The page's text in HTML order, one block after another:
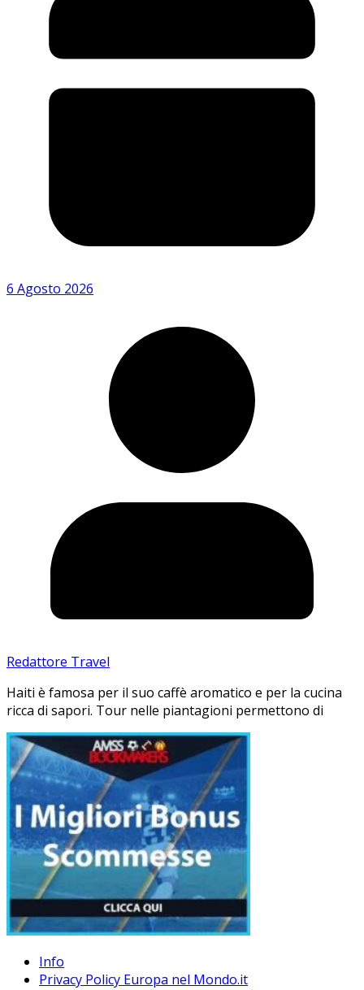
6 Agosto 2026
Redattore Travel
Haiti è famosa per il suo caffè aromatico e per la cucina
ricca di sapori. Tour nelle piantagioni permettono di
Info
Privacy Policy Europa nel Mondo.it